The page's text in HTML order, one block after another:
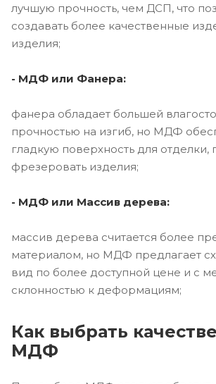
лучшую прочность, чем ДСП, что
создавать более качественные
изделия;
- МДФ или Фанера:
фанера обладает большей
прочностью на изгиб, но МДФ
гладкую поверхность для отделки,
фрезеровать изделия;
- МДФ или Массив дерева:
массив дерева считается более
материалом, но МДФ предлагает
вид по более доступной цене и с
склонностью к деформациям;
Как выбрать
МДФ